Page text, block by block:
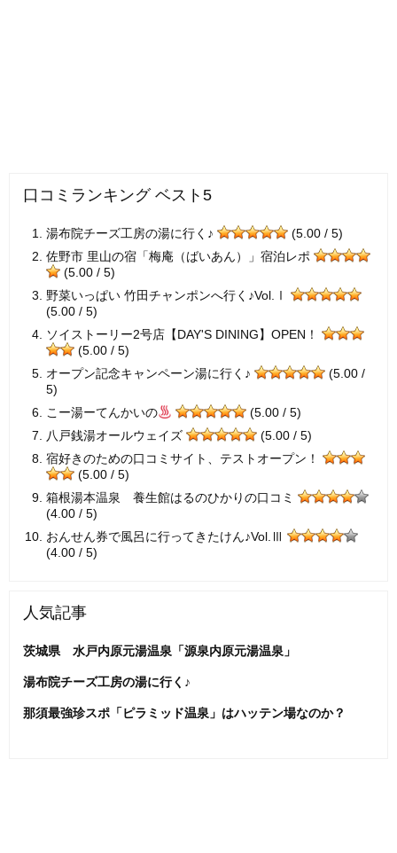
口コミランキング ベスト5
湯布院チーズ工房の湯に行く♪
(5.00 / 5)
佐野市 里山の宿「梅庵（ばいあん）」宿泊レポ
(5.00 / 5)
野菜いっぱい 竹田チャンポンへ行く♪Vol.Ⅰ
(5.00 / 5)
ソイストーリー2号店【DAY'S DINING】OPEN！
(5.00 / 5)
オープン記念キャンペーン湯に行く♪
(5.00 /
5)
こー湯ーてんかいの
(5.00 / 5)
八戸銭湯オールウェイズ
(5.00 / 5)
宿好きのための口コミサイト、テストオープン！
(5.00 / 5)
箱根湯本温泉 養生館はるのひかりの口コミ
(4.00 / 5)
おんせん券で風呂に行ってきたけん♪Vol.Ⅲ
(4.00 / 5)
人気記事
茨城県 水戸内原元湯温泉「源泉内原元湯温泉」
湯布院チーズ工房の湯に行く♪
那須最強珍スポ「ピラミッド温泉」はハッテン場なのか？